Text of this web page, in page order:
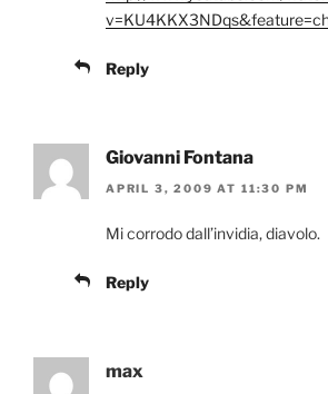
Reply
Giovanni Fontana
APRIL 3, 2009 AT 11:30 PM
Mi corrodo dall’invidia, diavolo.
Reply
max